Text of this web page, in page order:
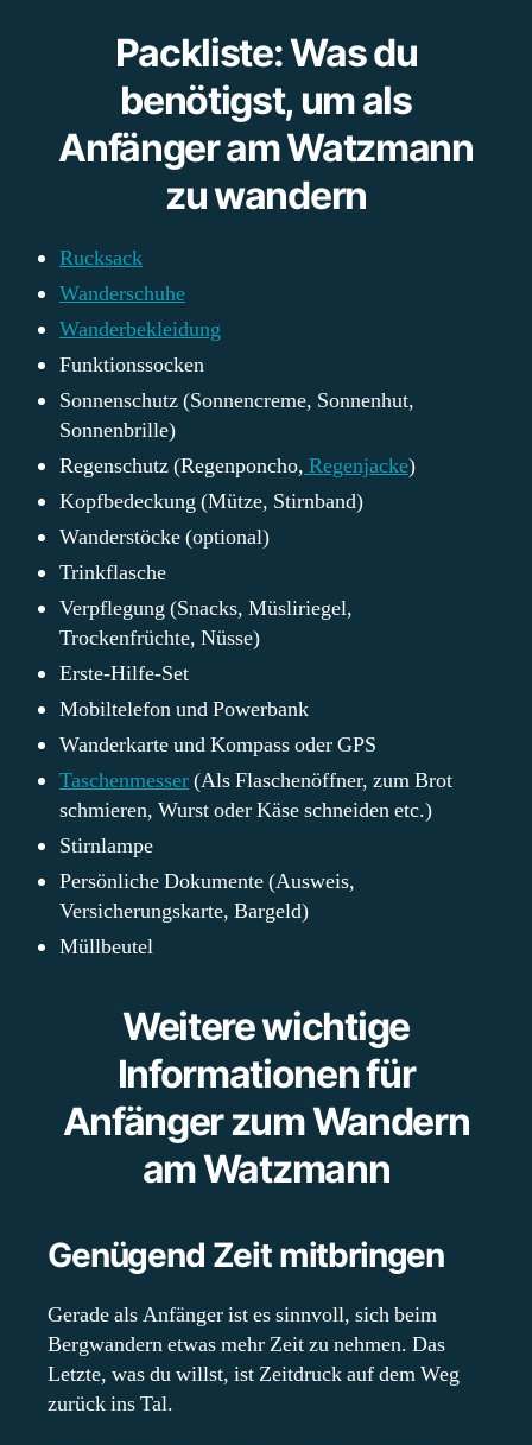
Packliste: Was du
benötigst, um als
Anfänger am Watzmann
zu wandern
Rucksack
Wanderschuhe
Wanderbekleidung
Funktionssocken
Sonnenschutz (Sonnencreme, Sonnenhut,
Sonnenbrille)
Regenschutz (Regenponcho, Regenjacke)
Kopfbedeckung (Mütze, Stirnband)
Wanderstöcke (optional)
Trinkflasche
Verpflegung (Snacks, Müsliriegel,
Trockenfrüchte, Nüsse)
Erste-Hilfe-Set
Mobiltelefon und Powerbank
Wanderkarte und Kompass oder GPS
Taschenmesser(Als Flaschenöffner, zum Brot
schmieren, Wurst oder Käse schneiden etc.)
Stirnlampe
Persönliche Dokumente (Ausweis,
Versicherungskarte, Bargeld)
Müllbeutel
Weitere wichtige
Informationen für
Anfänger zum Wandern
am Watzmann
Genügend Zeit mitbringen
Gerade als Anfänger ist es sinnvoll, sich beim
Bergwandern etwas mehr Zeit zu nehmen. Das
Letzte, was du willst, ist Zeitdruck auf dem Weg
zurück ins Tal.